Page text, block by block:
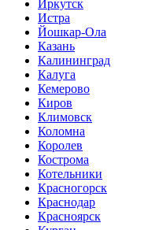
Иркутск
Истра
Йошкар-Ола
Казань
Калининград
Калуга
Кемерово
Киров
Климовск
Коломна
Королев
Кострома
Котельники
Красногорск
Краснодар
Красноярск